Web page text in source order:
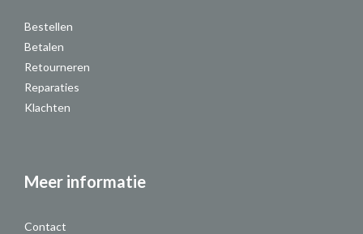
Bestellen
Betalen
Retourneren
Reparaties
Klachten
Meer informatie
Contact